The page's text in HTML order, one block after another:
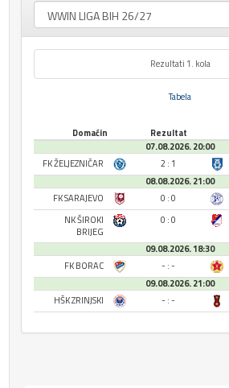
Rezultati 1. kola
Tabela
Domaćin Rezultat
07.08.2026. 20:00
FK ŽELJEZNIČAR
2 : 1
08.08.2026. 21:00
FK SARAJEVO
0 : 0
NK ŠIROKI
BRIJEG
0 : 0
09.08.2026. 18:30
FK BORAC
- : -
09.08.2026. 21:00
HŠK ZRINJSKI
- : -